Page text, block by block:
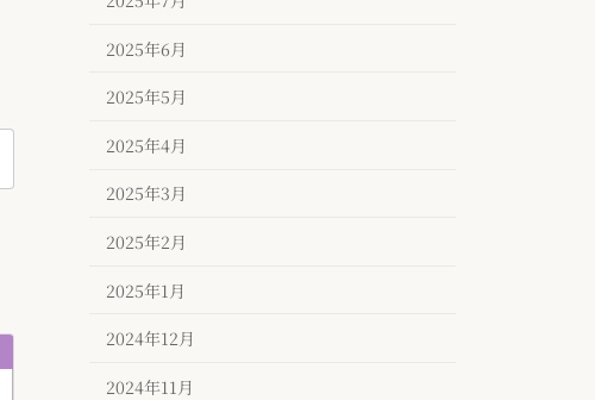
2025年6月
2025年5月
2025年4月
2025年3月
2025年2月
2025年1月
2024年12月
2024年11月